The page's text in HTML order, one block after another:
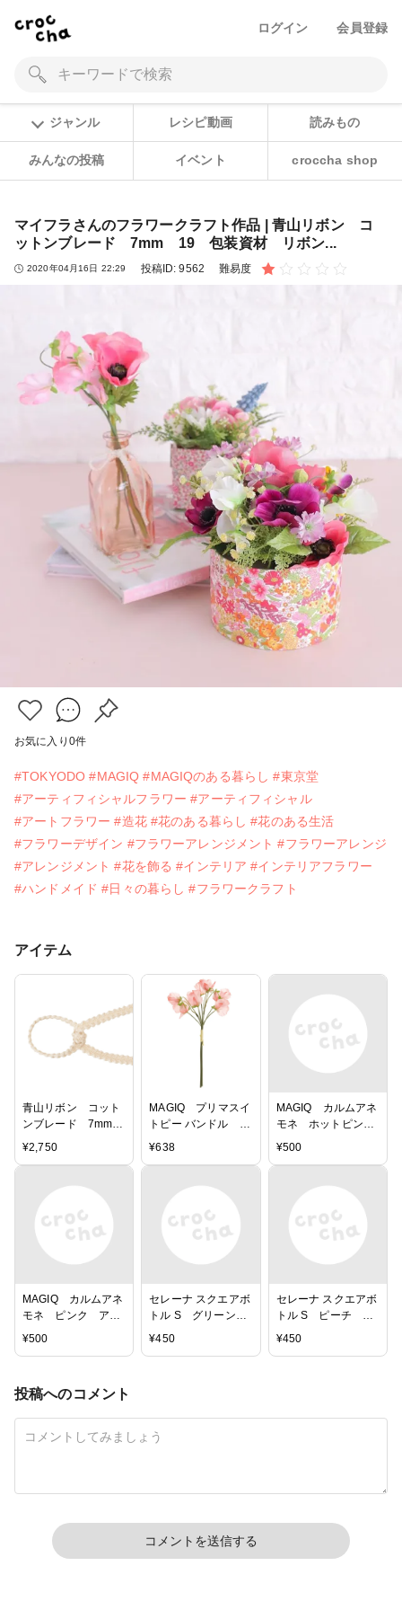
ログイン 会員登録
ジャンル レシピ動画 読みもの
みんなの投稿 イベント croccha shop
マイフラさんのフラワークラフト作品 | 青山リボン コ
ットンブレード 7mm 19 包装資材 リボン...
2020年04月16日 22:29 投稿ID:9562 難易度
お気に入り 0件
#TOKYODO #MAGIQ #MAGIQのある暮らし #東京堂
#アーティフィシャルフラワー #アーティフィシャル
#アートフラワー #造花 #花のある暮らし #花のある生活
#フラワーデザイン #フラワーアレンジメント #フラワーアレンジ
#アレンジメント #花を飾る #インテリア #インテリアフラワー
#ハンドメイド #日々の暮らし #フラワークラフト
アイテム
青山リボン コット
ンブレード 7mm
19 包装資材 リボ
ン 1巻 (15m)
¥2,750
MAGIQ プリマスイ
トピー バンドル ピ
ンク アーティフィ
002 1束 スイート
¥638
MAGIQ カルムアネ
モネ ホットピン
ク アーティフィシ
052 アネモネ
¥500
MAGIQ カルムアネ
モネ ピンク アー
ティフィシャルフラ
¥500
セレーナ スクエアボ
トル S グリーン
花器 GG006020-
¥450
セレーナ スクエアボ
トル S ピーチ 花
器 GG006020-
¥450
投稿へのコメント
コメントを送信する